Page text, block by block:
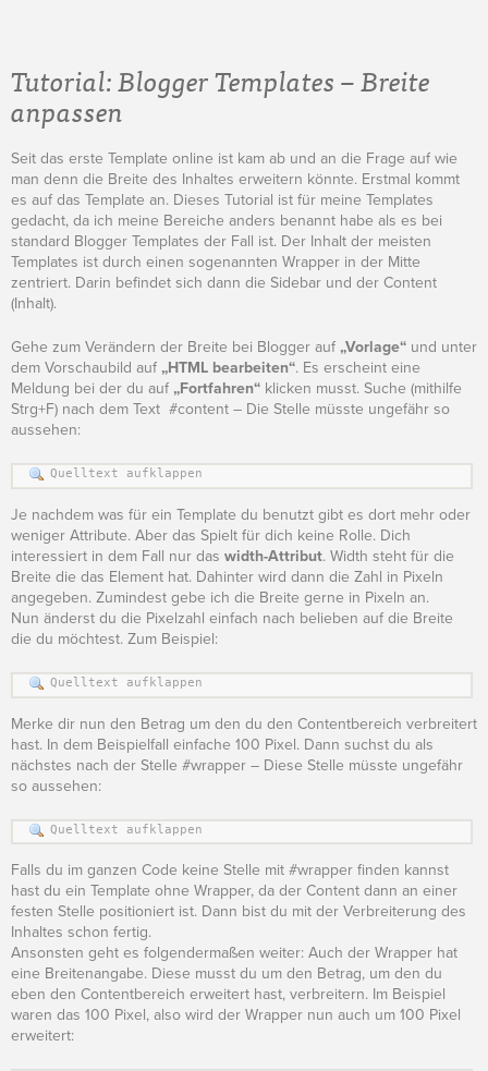
Tutorial: Blogger Templates – Breite
anpassen
Seit das erste Template online ist kam ab und an die Frage auf wie
man denn die Breite des Inhaltes erweitern könnte. Erstmal kommt
es auf das Template an. Dieses Tutorial ist für meine Templates
gedacht, da ich meine Bereiche anders benannt habe als es bei
standard Blogger Templates der Fall ist. Der Inhalt der meisten
Templates ist durch einen sogenannten Wrapper in der Mitte
zentriert. Darin befindet sich dann die Sidebar und der Content
(Inhalt).
Gehe zum Verändern der Breite bei Blogger auf „Vorlage“ und unter
dem Vorschaubild auf „HTML bearbeiten“. Es erscheint eine
Meldung bei der du auf „Fortfahren“ klicken musst. Suche (mithilfe
Strg+F) nach dem Text #content – Die Stelle müsste ungefähr so
aussehen:
Quelltext aufklappen
Je nachdem was für ein Template du benutzt gibt es dort mehr oder
weniger Attribute. Aber das Spielt für dich keine Rolle. Dich
interessiert in dem Fall nur das width-Attribut. Width steht für die
Breite die das Element hat. Dahinter wird dann die Zahl in Pixeln
angegeben. Zumindest gebe ich die Breite gerne in Pixeln an.
Nun änderst du die Pixelzahl einfach nach belieben auf die Breite
die du möchtest. Zum Beispiel:
Quelltext aufklappen
Merke dir nun den Betrag um den du den Contentbereich verbreitert
hast. In dem Beispielfall einfache 100 Pixel. Dann suchst du als
nächstes nach der Stelle #wrapper – Diese Stelle müsste ungefähr
so aussehen:
Quelltext aufklappen
Falls du im ganzen Code keine Stelle mit #wrapper finden kannst
hast du ein Template ohne Wrapper, da der Content dann an einer
festen Stelle positioniert ist. Dann bist du mit der Verbreiterung des
Inhaltes schon fertig.
Ansonsten geht es folgendermaßen weiter: Auch der Wrapper hat
eine Breitenangabe. Diese musst du um den Betrag, um den du
eben den Contentbereich erweitert hast, verbreitern. Im Beispiel
waren das 100 Pixel, also wird der Wrapper nun auch um 100 Pixel
erweitert: